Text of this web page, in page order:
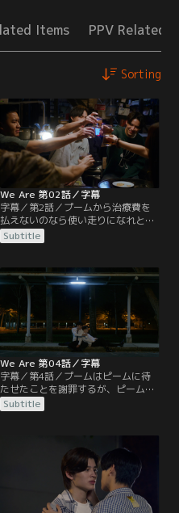
Items PPV Related
Sorting
We Are 第02話／字幕
字幕／第2話／プームから治療費を
払えないのなら使い走りになれと言
われたピームは、皆に内緒にするこ
とを条件に承諾する。プームに連れ
心配して、仲間たちが集まり、ピー
ムの家でパーティが始まる。キュー
はトゥーイが元は医学部志望だった
ことを知って驚く。トゥーイが美術
を志すようになったのには訳があっ
て…
Subtitle
We Are 第04話／字幕
字幕／第4話／プームはピームに待
たせたことを謝罪するが、ピームは
相変わらず使い走りをさせられる。
一方でプームはピームを車で送るな
の手伝いをしてアプローチ、トゥー
イはキューを盛んに挑発する。それ
ぞれの関係が次第に深まっていく。
Subtitle